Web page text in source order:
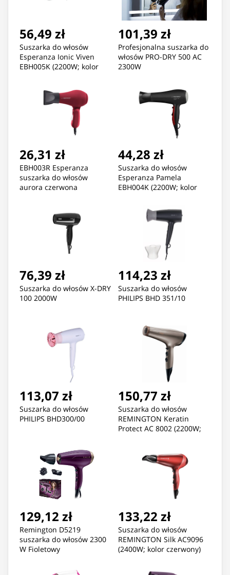
56,49 zł
Suszarka do włosów
Esperanza Ionic Viven
EBH005K (2200W; kolor
101,39 zł
Profesjonalna suszarka do
włosów PRO-DRY 500 AC
2300W
26,31 zł
EBH003R Esperanza
suszarka do włosów
aurora czerwona
44,28 zł
Suszarka do włosów
Esperanza Pamela
EBH004K (2200W; kolor
76,39 zł
Suszarka do włosów X-DRY
100 2000W
114,23 zł
Suszarka do włosów
PHILIPS BHD 351/10
113,07 zł
Suszarka do włosów
PHILIPS BHD300/00
150,77 zł
Suszarka do włosów
REMINGTON Keratin
Protect AC 8002 (2200W;
129,12 zł
Remington D5219
suszarka do włosów 2300
W Fioletowy
133,22 zł
Suszarka do włosów
REMINGTON Silk AC9096
(2400W; kolor czerwony)